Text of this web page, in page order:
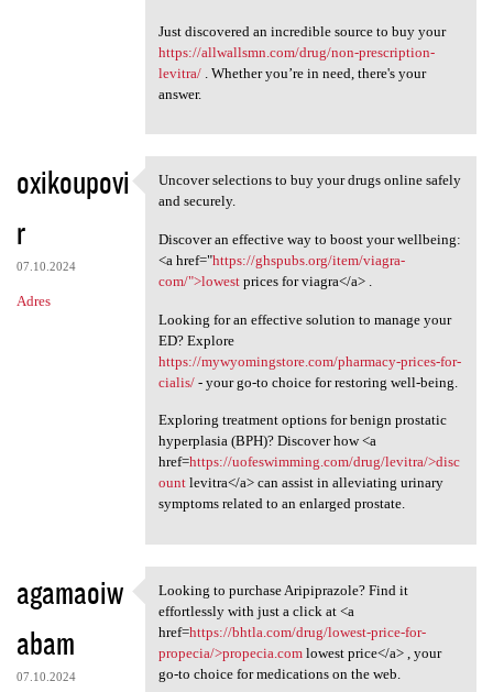
Just discovered an incredible source to buy your
https://allwallsmn.com/drug/non-prescription-
levitra/. Whether you’re in need, there's your
answer.
oxikoupovi
r
07.10.2024
Adres
Uncover selections to buy
Uncover selections to buy your drugs online safely
and securely.
Discover an effective way to boost your wellbeing:
<a href="https://ghspubs.org/item/viagra-
com/">lowestprices for viagra</a> .
Looking for an effective solution to manage your
ED? Explore
https://mywyomingstore.com/pharmacy-prices-for-
cialis/- your go-to choice for restoring well-being.
Exploring treatment options for benign prostatic
hyperplasia (BPH)? Discover how <a
href=https://uofeswimming.com/drug/levitra/>disc
ountlevitra</a> can assist in alleviating urinary
symptoms related to an enlarged prostate.
agamaoiw
abam
07.10.2024
Looking to purchase
Looking to purchase Aripiprazole? Find it
effortlessly with just a click at <a
href=https://bhtla.com/drug/lowest-price-for-
propecia/>propecia.comlowest price</a> , your
go-to choice for medications on the web.